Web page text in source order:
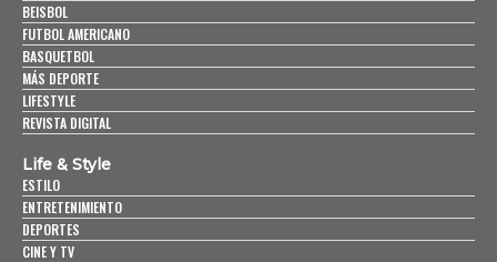
BEISBOL
FUTBOL AMERICANO
BASQUETBOL
MÁS DEPORTE
LIFESTYLE
REVISTA DIGITAL
Life & Style
ESTILO
ENTRETENIMIENTO
DEPORTES
CINE Y TV